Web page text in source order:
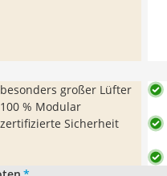
besonders großer Lüfter
100 % Modular
zertifizierte Sicherheit